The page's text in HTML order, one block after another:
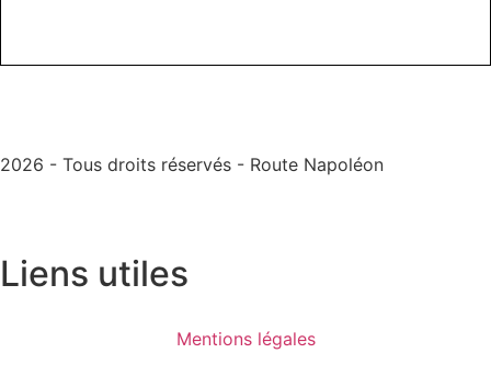
2026 - Tous droits réservés - Route Napoléon
Liens utiles
Mentions légales